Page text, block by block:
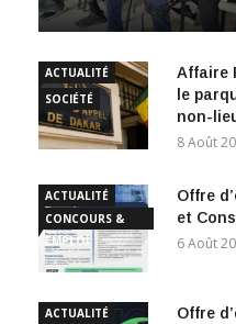
ACTUALITÉ
SOCIÉTÉ
Affaire
le
non-
8 Août
ACTUALITÉ
CONCOURS &
EMPLOI
Offre
et
6 Août
ACTUALITÉ
Offre